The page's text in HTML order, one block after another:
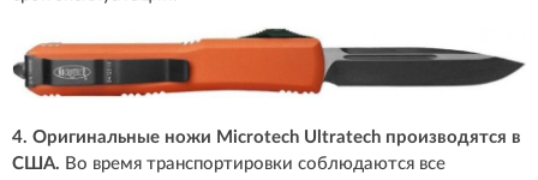
4. Оригинальные ножи Microtech Ultratech производятся в
США. Во время транспортировки соблюдаются все